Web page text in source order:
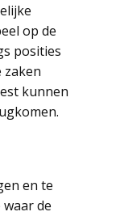
op de
posities
zaken
kunnen
en te
de